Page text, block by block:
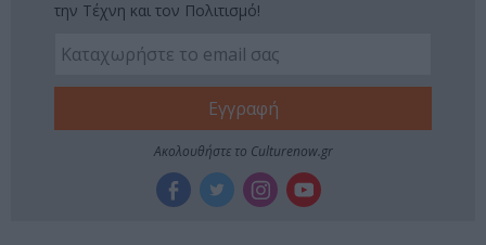
την Τέχνη και τον Πολιτισμό!
Ακολουθήστε το Culturenow.gr